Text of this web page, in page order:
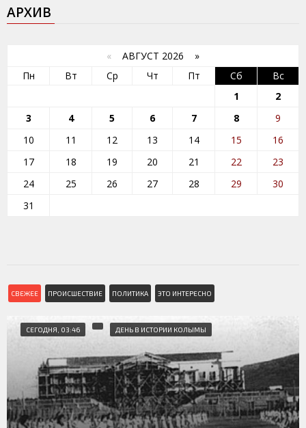
АРХИВ
« АВГУСТ 2026 »
Пн
Вт Ср Чт Пт Сб
Вс
1
2
3
4 5 6 7 8
9
10
11 12 13 14 15
16
17
18 19 20 21 22
23
24
25 26 27 28 29
30
31
СВЕЖЕЕ ПРОИСШЕСТВИЕ ПОЛИТИКА ЭТО ИНТЕРЕСНО
СЕГОДНЯ, 03:46 ДЕНЬ В ИСТОРИИ КОЛЫМЫ